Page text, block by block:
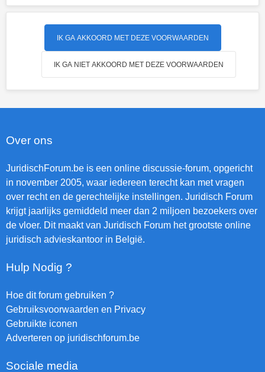
Over ons
JuridischForum.be is een online discussie-forum, opgericht
in november 2005, waar iedereen terecht kan met vragen
over recht en de gerechtelijke instellingen. Juridisch Forum
krijgt jaarlijks gemiddeld meer dan 2 miljoen bezoekers over
de vloer. Dit maakt van Juridisch Forum het grootste online
juridisch advieskantoor in België.
Hulp Nodig ?
Hoe dit forum gebruiken ?
Gebruiksvoorwaarden en Privacy
Gebruikte iconen
Adverteren op juridischforum.be
Sociale media